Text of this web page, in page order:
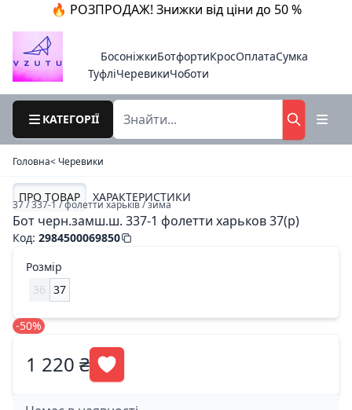
🔥 РОЗПРОДАЖ! Знижки від ціни до 50 %
БосоніжкиБотфортиКросОплатаСумка
ТуфліЧеревикиЧоботи
КАТЕГОРІЇ
Головна< Черевики
ПРО ТОВАР ХАРАКТЕРИСТИКИ
37 / 337-1 / фолетти харьків / зима
Бот черн.замш.ш. 337-1 фолетти харьков 37(р)
Код: 2984500069850
Розмір
36 37
-50%
1 220 ₴